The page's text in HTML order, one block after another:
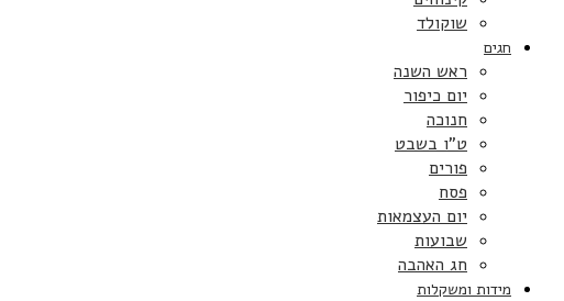
שוקולד
חגים
ראש השנה
יום כיפור
חנוכה
ט”ו בשבט
פורים
פסח
יום העצמאות
שבועות
חג האהבה
מידות ומשקלות